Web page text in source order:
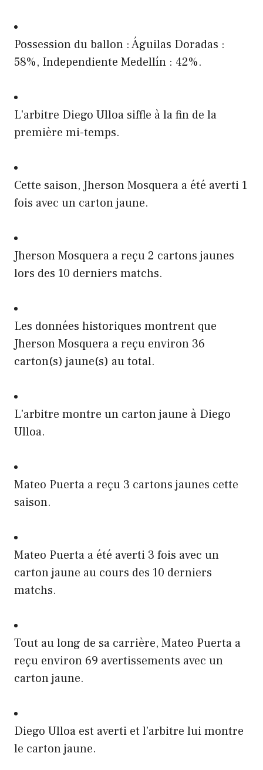
Possession du ballon : Águilas Doradas :
58%, Independiente Medellín : 42%.
L'arbitre Diego Ulloa siffle à la fin de la
première mi-temps.
Cette saison, Jherson Mosquera a été averti 1
fois avec un carton jaune.
Jherson Mosquera a reçu 2 cartons jaunes
lors des 10 derniers matchs.
Les données historiques montrent que
Jherson Mosquera a reçu environ 36
carton(s) jaune(s) au total.
L'arbitre montre un carton jaune à Diego
Ulloa.
Mateo Puerta a reçu 3 cartons jaunes cette
saison.
Mateo Puerta a été averti 3 fois avec un
carton jaune au cours des 10 derniers
matchs.
Tout au long de sa carrière, Mateo Puerta a
reçu environ 69 avertissements avec un
carton jaune.
Diego Ulloa est averti et l'arbitre lui montre
le carton jaune.